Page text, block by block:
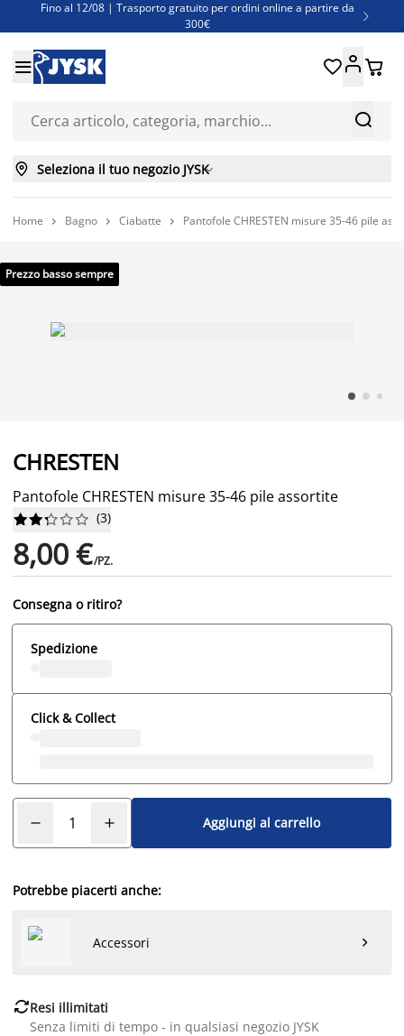
Fino al 12/08 | Trasporto gratuito per ordini online a partire da
300€

Super offerte d'estate | Oltre 1.500 articoli fino al 70%
Finanziamenti - Scegli il piano di rimborso più adatto a te


 
 Seleziona il tuo negozio JYSK
Home  Bagno  Ciabatte  Pantofole CHRESTEN misure 35-46 pile
Prezzo basso sempre
CHRESTEN
Pantofole CHRESTEN misure 35-46 pile assortite





 (3)
8,00 €/PZ.
Consegna o ritiro?
Spedizione
Click & Collect
Aggiungi al carrello
Potrebbe piacerti anche:
Accessori 
Resi illimitati
Senza limiti di tempo - in qualsiasi negozio JYSK